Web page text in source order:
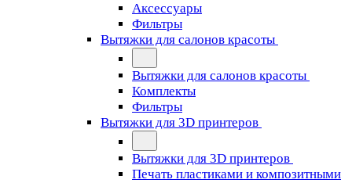
Аксессуары
Фильтры
Вытяжки для салонов красоты
Вытяжки для салонов красоты
Комплекты
Фильтры
Вытяжки для 3D принтеров
Вытяжки для 3D принтеров
Печать пластиками и композитными